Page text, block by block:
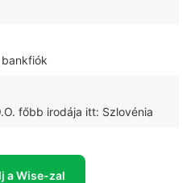
főbb irodája itt: Szlovénia
a Wise-zal